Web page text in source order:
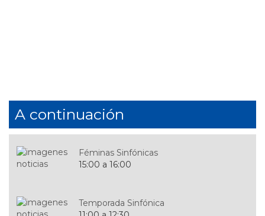
A continuación
Féminas Sinfónicas
15:00 a 16:00
Temporada Sinfónica